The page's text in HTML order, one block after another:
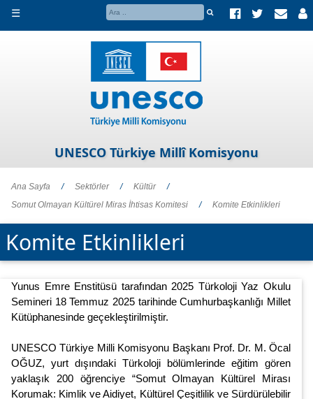
☰
UNESCO Türkiye Millî Komisyonu
Ana Sayfa / Sektörler / Kültür
/
Somut Olmayan Kültürel Miras İhtisas Komitesi
/ Komite Etkinlikleri
Komite Etkinlikleri
Yunus Emre Enstitüsü tarafından 2025 Türkoloji Yaz Okulu
Semineri 18 Temmuz 2025 tarihinde Cumhurbaşkanlığı Millet
Kütüphanesinde geçekleştirilmiştir.
UNESCO Türkiye Milli Komisyonu Başkanı Prof. Dr. M. Öcal
OĞUZ, yurt dışındaki Türkoloji bölümlerinde eğitim gören
yaklaşık 200 öğrenciye “Somut Olmayan Kültürel Mirası
Korumak: Kimlik ve Aidiyet, Kültürel Çeşitlilik ve Sürdürülebilir